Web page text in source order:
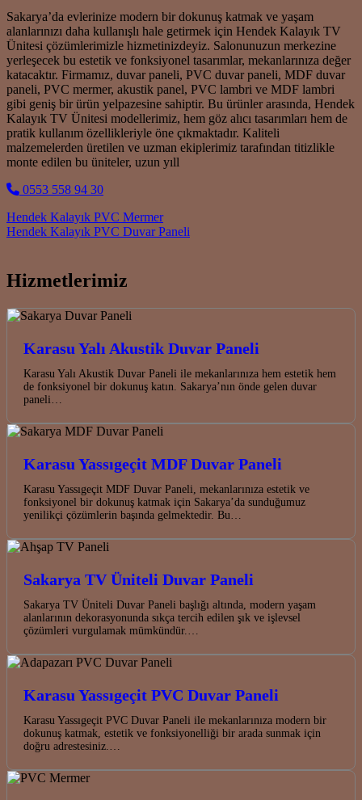
Sakarya’da evlerinize modern bir dokunuş katmak ve yaşam
alanlarınızı daha kullanışlı hale getirmek için Hendek Kalayık TV
Ünitesi çözümlerimizle hizmetinizdeyiz. Salonunuzun merkezine
yerleşecek bu estetik ve fonksiyonel tasarımlar, mekanlarınıza değer
katacaktır. Firmamız, duvar paneli, PVC duvar paneli, MDF duvar
paneli, PVC mermer, akustik panel, PVC lambri ve MDF lambri
gibi geniş bir ürün yelpazesine sahiptir. Bu ürünler arasında, Hendek
Kalayık TV Ünitesi modellerimiz, hem göz alıcı tasarımları hem de
pratik kullanım özellikleriyle öne çıkmaktadır. Kaliteli
malzemelerden üretilen ve uzman ekiplerimiz tarafından titizlikle
monte edilen bu üniteler, uzun yıll
0553 558 94 30
Post navigation
Hendek Kalayık PVC Mermer
Hendek Kalayık PVC Duvar Paneli
Hizmetlerimiz
Karasu Yalı Akustik Duvar Paneli
Karasu Yalı Akustik Duvar Paneli ile mekanlarınıza hem estetik hem
de fonksiyonel bir dokunuş katın. Sakarya’nın önde gelen duvar
paneli…
Karasu Yassıgeçit MDF Duvar Paneli
Karasu Yassıgeçit MDF Duvar Paneli, mekanlarınıza estetik ve
fonksiyonel bir dokunuş katmak için Sakarya’da sunduğumuz
yenilikçi çözümlerin başında gelmektedir. Bu…
Sakarya TV Üniteli Duvar Paneli
Sakarya TV Üniteli Duvar Paneli başlığı altında, modern yaşam
alanlarının dekorasyonunda sıkça tercih edilen şık ve işlevsel
çözümleri vurgulamak mümkündür.…
Karasu Yassıgeçit PVC Duvar Paneli
Karasu Yassıgeçit PVC Duvar Paneli ile mekanlarınıza modern bir
dokunuş katmak, estetik ve fonksiyonelliği bir arada sunmak için
doğru adrestesiniz.…